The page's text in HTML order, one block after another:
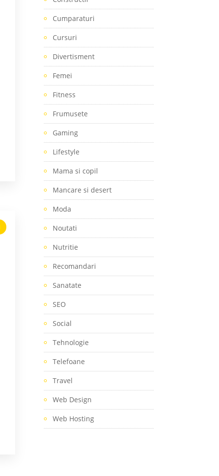
Cumparaturi
Cursuri
Divertisment
Femei
Fitness
Frumusete
Gaming
Lifestyle
Mama si copil
Mancare si desert
Moda
Noutati
Nutritie
Recomandari
Sanatate
SEO
Social
Tehnologie
Telefoane
Travel
Web Design
Web Hosting